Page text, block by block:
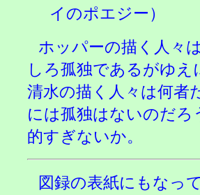
イのポエジー）
ホッパーの描く人々
しろ孤独であるがゆ
清水の描く人々は何者
には孤独はないのだろ
的すぎないか。
図録の表紙にもなっ